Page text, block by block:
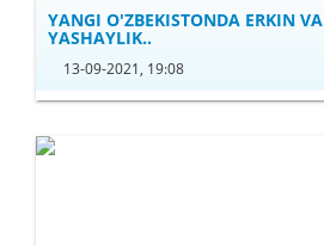
YANGI O'ZBEKISTONDA ERKIN
YASHAYLIK..
13-09-2021, 19:08